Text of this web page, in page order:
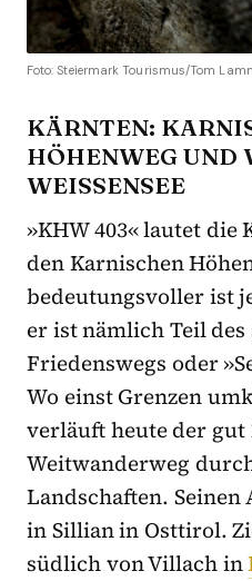
Foto: Steiermark Tourismus/Tom
KÄRNTEN:
HÖHENWEG UND
EISSENSEE
»KHW 403« lautet
den Karnischen
bedeutungsvoller ist
er ist nämlich Teil
Friedenswegs oder
Wo einst Grenzen
verläuft heute der gut
Weitwanderweg
Landschaften.
in Sillian in Osttirol.
südlich von Villach in